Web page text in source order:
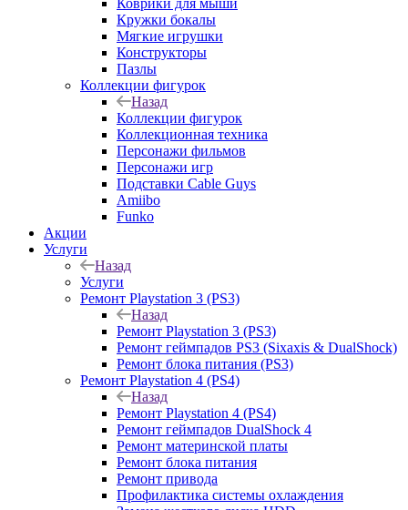
Коврики для мыши
Кружки бокалы
Мягкие игрушки
Конструкторы
Пазлы
Коллекции фигурок
Назад
Коллекции фигурок
Коллекционная техника
Персонажи фильмов
Персонажи игр
Подставки Cable Guys
Amiibo
Funko
Акции
Услуги
Назад
Услуги
Ремонт Playstation 3 (PS3)
Назад
Ремонт Playstation 3 (PS3)
Ремонт геймпадов PS3 (Sixaxis & DualShock)
Ремонт блока питания (PS3)
Ремонт Playstation 4 (PS4)
Назад
Ремонт Playstation 4 (PS4)
Ремонт геймпадов DualShock 4
Ремонт материнской платы
Ремонт блока питания
Ремонт привода
Профилактика системы охлаждения